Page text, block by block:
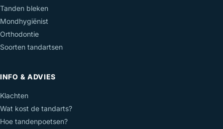
Tanden bleken
Mondhygiënist
Orthodontie
Soorten tandartsen
INFO & ADVIES
Klachten
Wat kost de tandarts?
Hoe tandenpoetsen?